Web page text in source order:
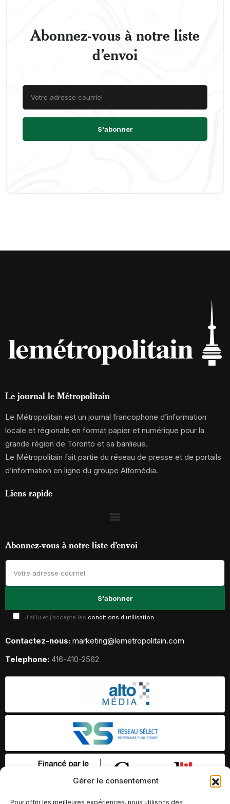
Gérer le consentement
Pour offrir les meilleures expériences, nous utilisons des
Abonnez-vous à notre liste
d’envoi
Le journal le Métropolitain
Le Métropolitain est un journal francophone d’information
locale et régionale en format papier et numérique pour la
grande région de Toronto et sa banlieue.
Le Métropolitain fait partie du réseau de presse et de portails
d’information en ligne du groupe Altomédia.
Liens rapide
Abonnez-vous à notre liste d’envoi
J'ai lu et j'accepte les conditions d'utilisation
Contactez-nous: marketing@lemetropolitain.com
Telephone: 416-410-2562